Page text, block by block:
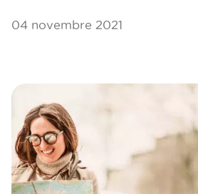
04 novembre 2021